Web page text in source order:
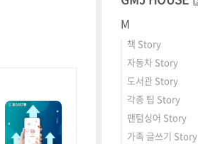
M
책 Story
자동차 Story
도서관 Story
각종 팁 Story
팬텀싱어 Story
가족 글쓰기 Story